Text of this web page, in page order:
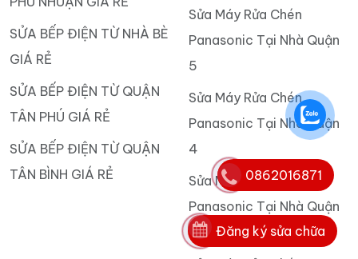
SỬA BẾP ĐIỆN TỪ NHÀ BÈ
GIÁ RẺ
SỬA BẾP ĐIỆN TỪ QUẬN
TÂN PHÚ GIÁ RẺ
SỬA BẾP ĐIỆN TỪ QUẬN
TÂN BÌNH GIÁ RẺ
Sửa Máy Rửa Chén
Panasonic Tại Nhà Quận
5
Sửa Máy Rửa Chén
Panasonic Tại Nhà Quận
4
Sửa Máy Rửa Chén
Panasonic Tại Nhà Quận
3
Đăng ký sửa chữa
0862016871